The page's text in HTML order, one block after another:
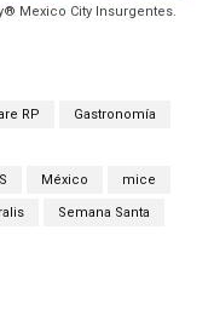
Mexico City Insurgentes.
RP Gastronomía
México mice
Semana Santa